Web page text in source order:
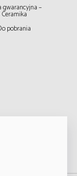
gwarancyjna –
Ceramika
pobrania